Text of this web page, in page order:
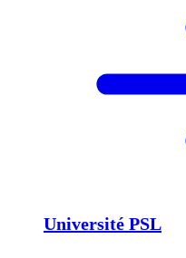
Université PSL